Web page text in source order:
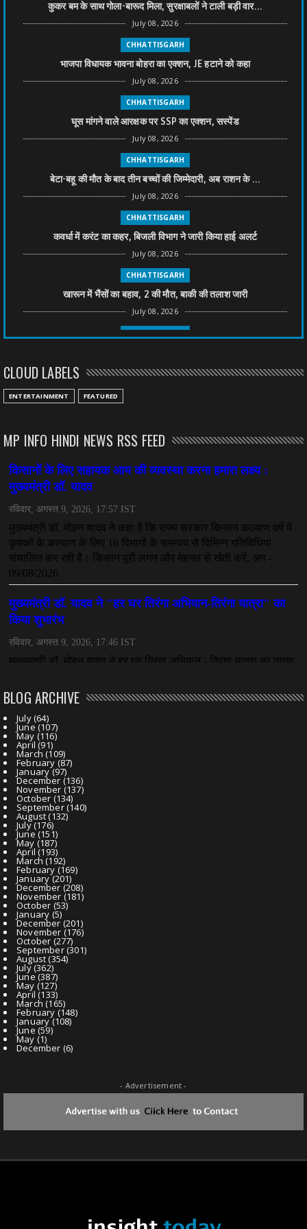
कुकर बम के साथ गोला-बारूद मिला, सुरक्षाबलों ने टाली बड़ी वार...
July 08, 2026
CHHATTISGARH
भाजपा विधायक भावना बोहरा का एक्शन, JE हटाने को कहा
July 08, 2026
CHHATTISGARH
घूस मांगने वाले आरक्षक पर SSP का एक्शन, सस्पेंड
July 08, 2026
CHHATTISGARH
बेटा-बहू की मौत के बाद तीन बच्चों की जिम्मेदारी, अब राशन के ...
July 08, 2026
CHHATTISGARH
कवर्धा में करंट का कहर, बिजली विभाग ने जारी किया हाई अलर्ट
July 08, 2026
CHHATTISGARH
खारून में भैंसों का बहाव, 2 की मौत, बाकी की तलाश जारी
July 08, 2026
CHHATTISGARH
July 08, 2026
CHHATTISGARH
महादेव ऐप केस में बड़ा एक्शन, सौरभ चंद्राकर हिरासत में
CHHATTISGARH
तीजन बाई को याद करेगा छत्तीसगढ़ का लोक कला जगत
July 07, 2026
CLOUD LABELS
ENTERTAINMENT FEATURED
MP INFO HINDI NEWS RSS FEED
BLOG ARCHIVE
July(64)
June(107)
May (116)
April (91)
March (109)
February (87)
January(97)
December (136)
November (137)
October (134)
September(140)
August(132)
July(176)
June(151)
May (187)
April (193)
March (192)
February (169)
January(201)
December (208)
November (181)
October (53)
January (5)
December(201)
November (176)
October (277)
September(301)
August(354)
July(362)
June(387)
May (127)
April (133)
March (165)
February (148)
January(108)
June (59)
May (1)
December (6)
- Advertisement -